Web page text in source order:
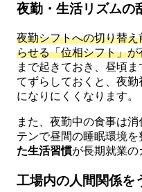
夜勤・生活リズムの
夜勤シフトへの切り替
らせる「位相シフト」が
まで起きておき、昼頃
てずらしておくと、夜
になりにくくなります。
また、夜勤中の食事は
テンで昼間の睡眠環境を
た生活習慣が長期就業の
工場内の人間関係を